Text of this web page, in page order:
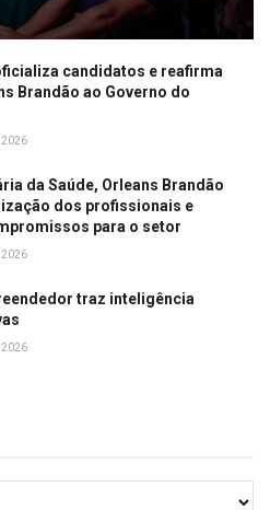
candidatos e reafirma
Brandão ao Governo do
2026
da Saúde, Orleans Brandão
dos profissionais e
para o setor
2026
traz inteligência
2026